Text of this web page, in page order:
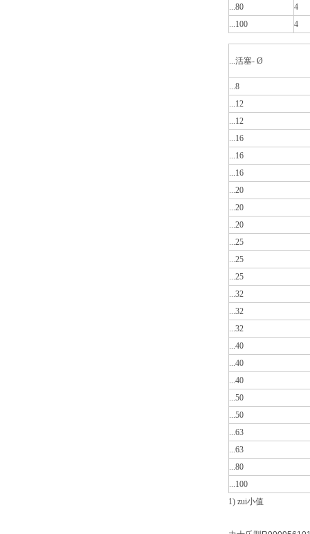
...80
4
...100
4
...活塞- Ø
...8
...12
...12
...16
...16
...16
...20
...20
...20
...25
...25
...25
...32
...32
...32
...40
...40
...40
...50
...50
...63
...63
...80
...100
1) zui小值